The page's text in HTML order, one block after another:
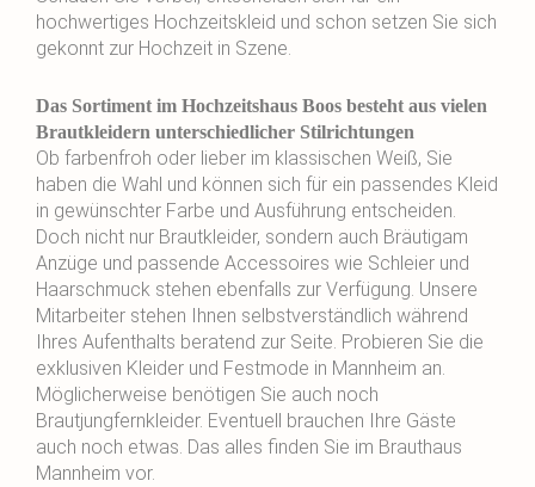
hochwertiges Hochzeitskleid und schon setzen Sie sich
gekonnt zur Hochzeit in Szene.
Das Sortiment im Hochzeitshaus Boos besteht aus vielen
Brautkleidern unterschiedlicher Stilrichtungen
Ob farbenfroh oder lieber im klassischen Weiß, Sie
haben die Wahl und können sich für ein passendes Kleid
in gewünschter Farbe und Ausführung entscheiden.
Doch nicht nur Brautkleider, sondern auch Bräutigam
Anzüge und passende Accessoires wie Schleier und
Haarschmuck stehen ebenfalls zur Verfügung. Unsere
Mitarbeiter stehen Ihnen selbstverständlich während
Ihres Aufenthalts beratend zur Seite. Probieren Sie die
exklusiven Kleider und Festmode in Mannheim an.
Möglicherweise benötigen Sie auch noch
Brautjungfernkleider. Eventuell brauchen Ihre Gäste
auch noch etwas. Das alles finden Sie im Brauthaus
Mannheim vor.